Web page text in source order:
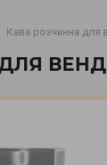
Кава розчинна для